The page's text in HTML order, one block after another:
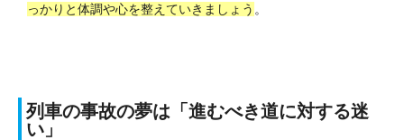
っかりと体調や心を整えていきましょう 。
列車の事故の夢は「進むべき道に対する迷
い」